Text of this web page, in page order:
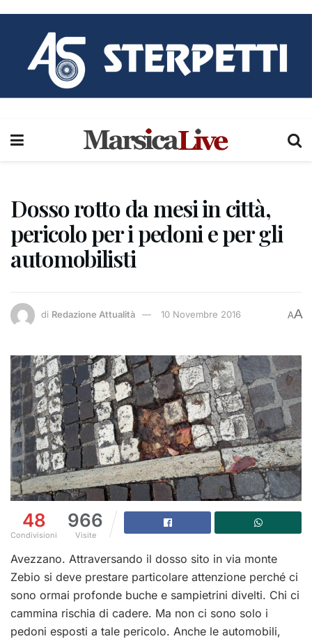
Dosso rotto da mesi in città,
pericolo per i pedoni e per gli
automobilisti
di Redazione Attualità 10 Novembre 2016 AA
48
Condivisioni
966
Visite
Avezzano. Attraversando il dosso sito in via monte
Zebio si deve prestare particolare attenzione perché ci
sono ormai profonde buche e sampietrini divelti. Chi ci
cammina rischia di cadere. Ma non ci sono solo i
pedoni esposti a tale pericolo. Anche le automobili,